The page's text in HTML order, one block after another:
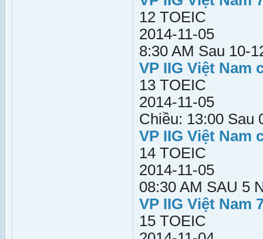
12 TOEIC
2014-11-05
8:30 AM Sau 10-
VP IIG Việt Nam
13 TOEIC
2014-11-05
Chiều: 13:00 Sau
VP IIG Việt Nam
14 TOEIC
2014-11-05
08:30 AM SAU 5
VP IIG Việt Nam
15 TOEIC